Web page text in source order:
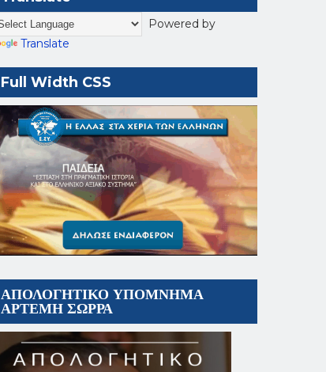
Powered by
Translate
Full Width CSS
ΑΠΟΛΟΓΗΤΙΚΟ ΥΠΟΜΝΗΜΑ
ΑΡΤΕΜΗ ΣΩΡΡΑ